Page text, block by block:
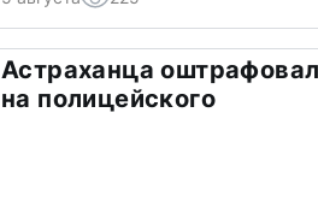
Астраханца
на полицейского